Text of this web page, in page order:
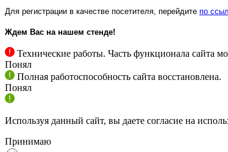
Для регистрации в качестве посетителя, перейдите по
Ждем Вас на нашем стенде!
Технические работы. Часть функционала сайта
Понял
Полная работоспособность сайта восстановлена.
Понял
Используя данный сайт, вы даете согласие на
Принимаю